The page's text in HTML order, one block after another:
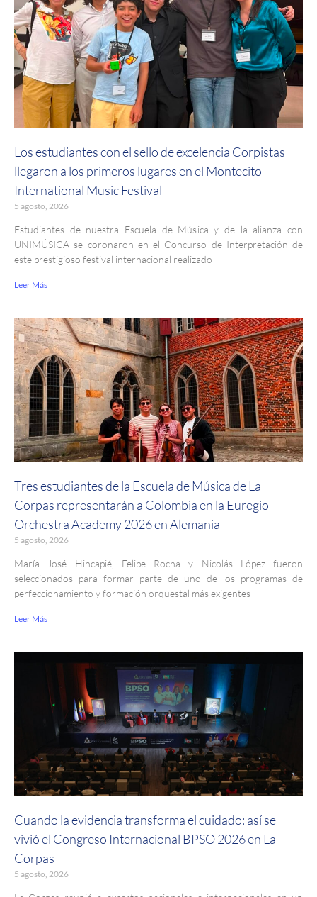
Los estudiantes con el sello de excelencia Corpistas
llegaron a los primeros lugares en el Montecito
International Music Festival
5 agosto, 2026
Estudiantes de nuestra Escuela de Música y de la alianza con
UNIMÚSICA se coronaron en el Concurso de Interpretación de
este prestigioso festival internacional realizado
Leer Más
Tres estudiantes de la Escuela de Música de La
Corpas representarán a Colombia en la Euregio
Orchestra Academy 2026 en Alemania
5 agosto, 2026
María José Hincapié, Felipe Rocha y Nicolás López fueron
seleccionados para formar parte de uno de los programas de
perfeccionamiento y formación orquestal más exigentes
Leer Más
Cuando la evidencia transforma el cuidado: así se
vivió el Congreso Internacional BPSO 2026 en La
Corpas
5 agosto, 2026